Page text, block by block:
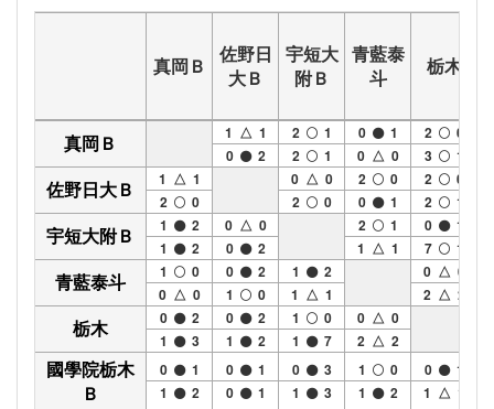
真岡Ｂ
佐野日
大Ｂ
宇短大
附Ｂ
青藍泰
斗
栃木
真岡Ｂ
1 △ 1
0
2
2
1
2
1
0
1
0 △ 0
2
0
3
1
佐野日大Ｂ
1 △ 1
2
0
0 △ 0
2
0
2
0
0
1
2
0
2
1
宇短大附Ｂ 1
2
1
2
0 △ 0
0
2
2
1
1 △ 1
0
1
7
1
青藍泰斗 1
0
0 △ 0
0
2
1
0
1
2
1 △ 1
0 △ 0
2 △ 2
栃木 0
2
1
3
0
2
1
2
1
0
1
7
0 △ 0
2 △ 2
國學院栃木
Ｂ
0
1
1
2
0
1
0
1
0
3
1
3
1
0
1
2
0
1
1 △ 1